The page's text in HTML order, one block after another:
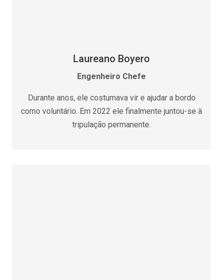
Laureano Boyero
Engenheiro Chefe
Durante anos, ele costumava vir e ajudar a bordo
como voluntário. Em 2022 ele finalmente juntou-se à
tripulação permanente.